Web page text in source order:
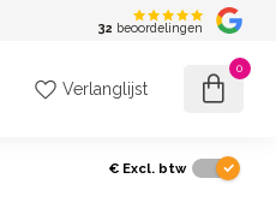
32 beoordelingen
Verlanglijst
0
€ Excl. btw